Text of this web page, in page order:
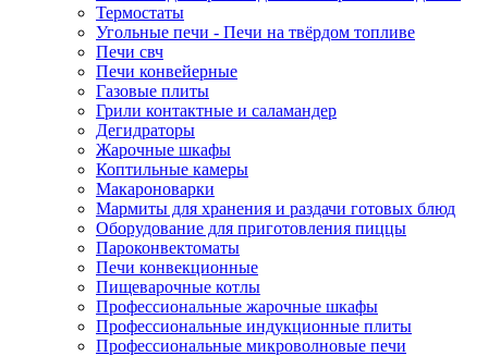
Термостаты
Угольные печи - Печи на твёрдом топливе
Печи свч
Печи конвейерные
Газовые плиты
Грили контактные и саламандер
Дегидраторы
Жарочные шкафы
Коптильные камеры
Макароноварки
Мармиты для хранения и раздачи готовых блюд
Оборудование для приготовления пиццы
Пароконвектоматы
Печи конвекционные
Пищеварочные котлы
Профессиональные жарочные шкафы
Профессиональные индукционные плиты
Профессиональные микроволновые печи